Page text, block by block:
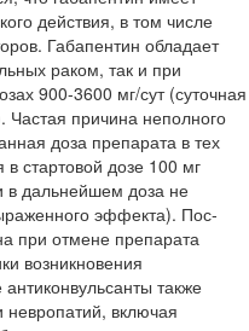
действия, в том числе
Габапентин обладает
раком, так и при
900-3600 мг/сут (суточная
Частая причина неполного
доза препарата в тех
в стартовой дозе 100 мг
в дальней­шем доза не
эффекта). Пос­
при отмене препарата
возникновения
также
включая